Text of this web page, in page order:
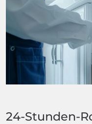
24-Stunden-